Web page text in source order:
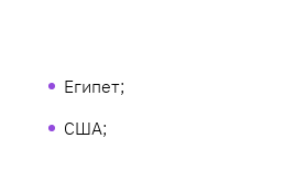
Египет;
США;